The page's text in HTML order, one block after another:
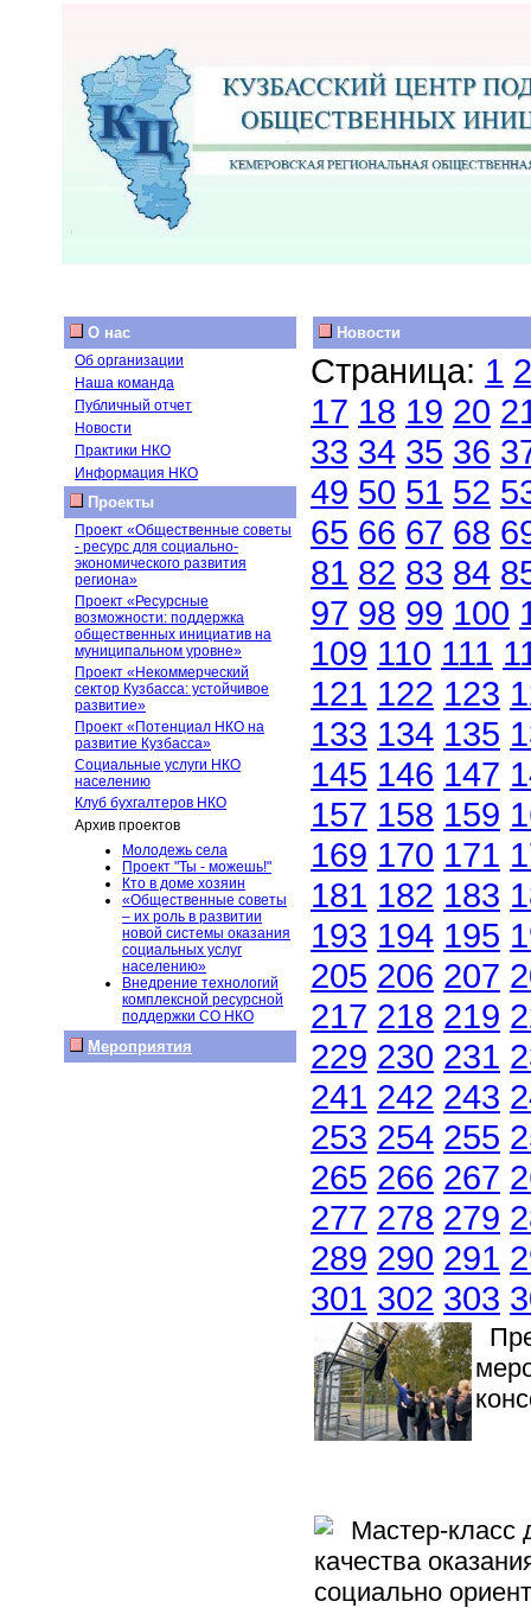
О нас
Об организации
Наша команда
Публичный отчет
Новости
Практики НКО
Информация НКО
Проекты
Проект «Общественные советы
- ресурс для социально-
экономического развития
региона»
Проект «Ресурсные
возможности: поддержка
общественных инициатив на
муниципальном уровне»
Проект «Некоммерческий
сектор Кузбасса: устойчивое
развитие»
Проект «Потенциал НКО на
развитие Кузбасса»
Социальные услуги НКО
населению
Клуб бухгалтеров НКО
Архив проектов
Молодежь села
Проект "Ты - можешь!"
Кто в доме хозяин
«Общественные советы
– их роль в развитии
новой системы оказания
социальных услуг
населению»
Внедрение технологий
комплексной ресурсной
поддержки СО НКО
Мероприятия
Новости
Страница: 1 2
17 18 19 20
33 34 35 36
49 50 51 52
65 66 67 68
81 82 83 84
97 98 99 100
109 110 111
121 122 123
133 134 135
145 146 147
157 158 159
169 170 171
181 182 183
193 194 195
205 206 207
217 218 219
229 230 231
241 242 243
253 254 255
265 266 267
277 278 279
289 290 291
301 302 303
Мастер-класс
качества
социально